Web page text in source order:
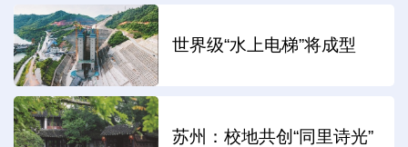
世界级“水上电梯”将成型
苏州：校地共创“同里诗光”